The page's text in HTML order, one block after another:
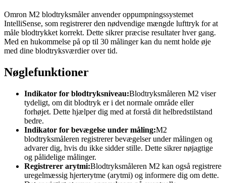
Omron M2 blodtryksmåler anvender oppumpningssystemet
IntelliSense, som registrerer den nødvendige mængde lufttryk for at
måle blodtrykket korrekt. Dette sikrer præcise resultater hver gang.
Med en hukommelse på op til 30 målinger kan du nemt holde øje
med dine blodtryksværdier over tid.
Nøglefunktioner
Indikator for blodtryksniveau:Blodtryksmåleren M2 viser
tydeligt, om dit blodtryk er i det normale område eller
forhøjet. Dette hjælper dig med at forstå dit helbredstilstand
bedre.
Indikator for bevægelse under måling:M2
blodtryksmåleren registrerer bevægelser under målingen og
advarer dig, hvis du ikke sidder stille. Dette sikrer nøjagtige
og pålidelige målinger.
Registrerer arytmi:Blodtryksmåleren M2 kan også registrere
uregelmæssig hjerterytme (arytmi) og informere dig om dette.